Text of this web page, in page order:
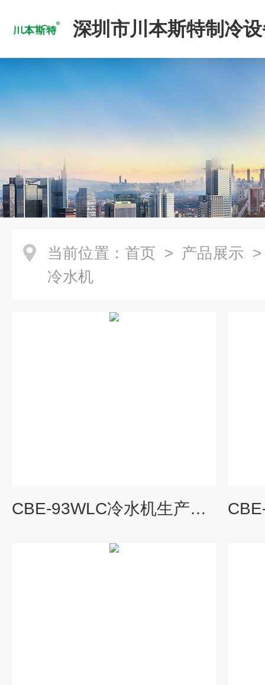
深圳市川本斯特制冷
公司
当前位置： 首页 > 产品展示
冷水机
CBE-93WLC冷水机生产厂家